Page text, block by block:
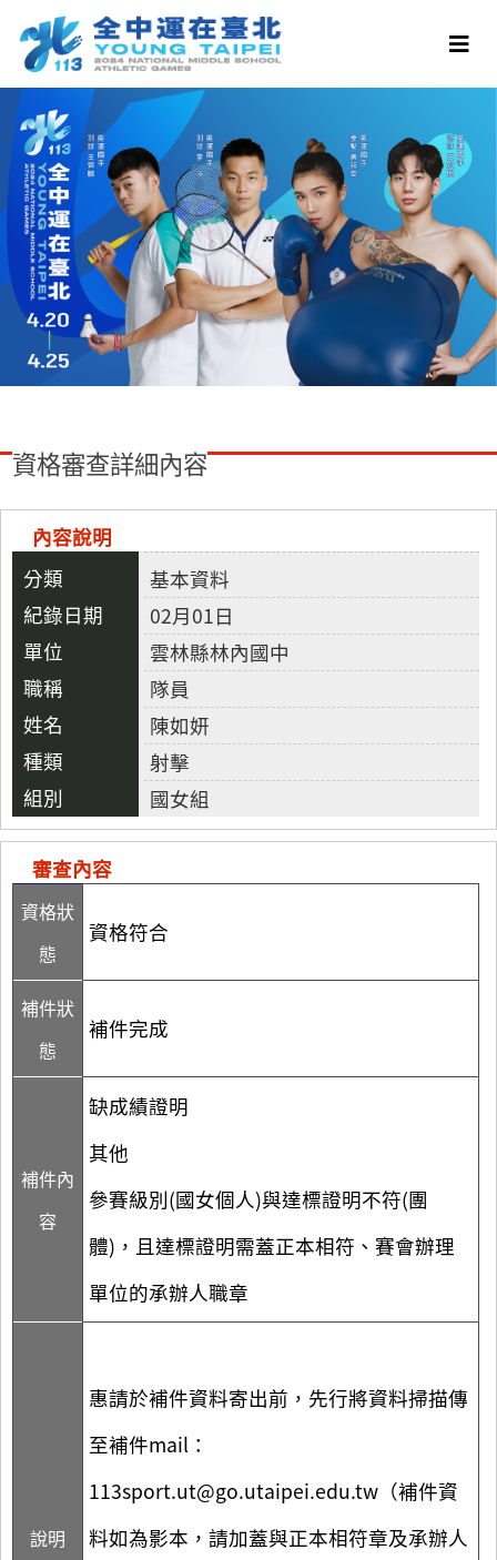
資格審查詳細內容
內容說明
基本資料
02月01日
雲林縣林內國中
隊員
陳如妍
射擊
國女組
審查內容
資格狀
態
資格符合
補件狀
態
補件完成
補件內
容
缺成績證明
其他
參賽級別(國女個人)與達標證明不符(團
體)，且達標證明需蓋正本相符、賽會辦理
單位的承辦人職章
說明
惠請於補件資料寄出前，先行將資料掃描傳
至補件mail：
113sport.ut@go.utaipei.edu.tw（補件資
料如為影本，請加蓋與正本相符章及承辦人